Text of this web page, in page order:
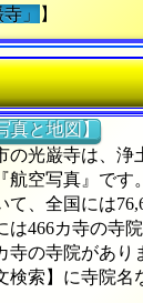
」 】
真と地図】
の光巌寺は、浄
航空写真』です
て、全国には
は466カ寺の寺
寺の寺院があり
検索】に寺院名